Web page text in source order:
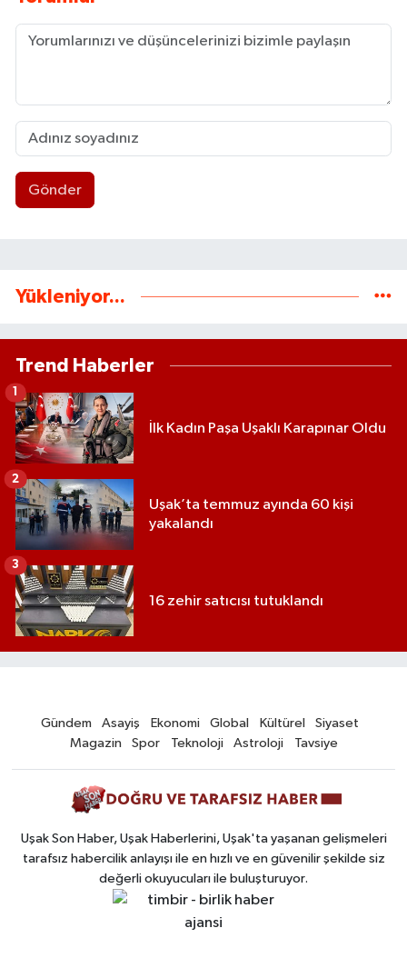
Gönder
Yükleniyor...
Trend Haberler
İlk Kadın Paşa Uşaklı Karapınar Oldu
1
Uşak’ta temmuz ayında 60 kişi
yakalandı
2
16 zehir satıcısı tutuklandı
3
Gündem Asayiş Ekonomi Global Kültürel
Siyaset
Magazin
Spor Teknoloji Astroloji Tavsiye
Uşak Son Haber, Uşak Haberlerini, Uşak'ta yaşanan gelişmeleri
tarafsız habercilik anlayışı ile en hızlı ve en güvenilir şekilde siz
değerli okuyucuları ile buluşturuyor.